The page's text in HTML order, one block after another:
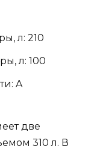
л: 210
л: 100
A
две
310 л. В